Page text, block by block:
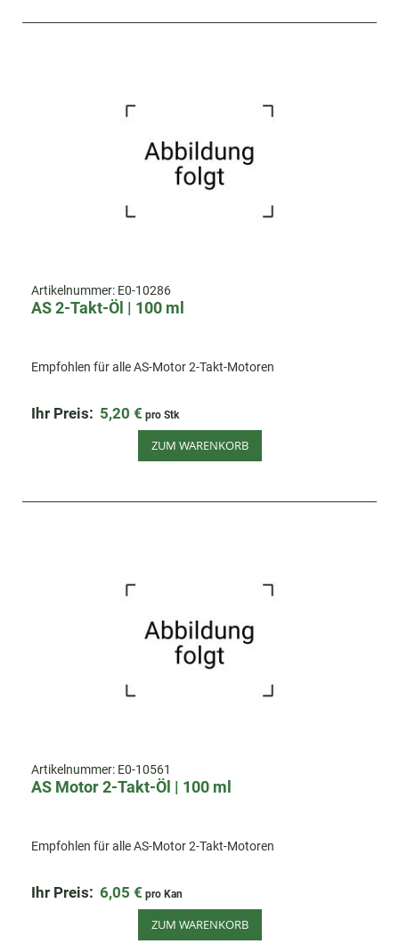
Artikelnummer: E0-10286
AS 2-Takt-Öl | 100 ml
Empfohlen für alle AS-Motor 2-Takt-Motoren
Ihr Preis: 5,20 € pro Stk
ZUM WARENKORB
Artikelnummer: E0-10561
AS Motor 2-Takt-Öl | 100 ml
Empfohlen für alle AS-Motor 2-Takt-Motoren
Ihr Preis: 6,05 € pro Kan
ZUM WARENKORB